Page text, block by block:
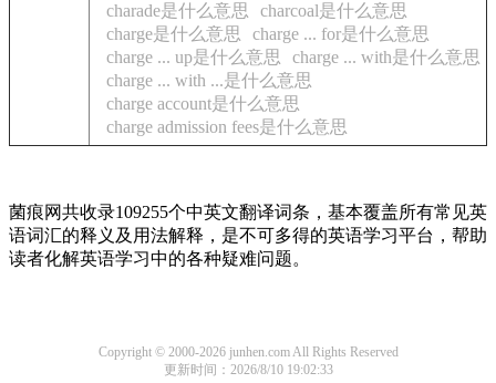
charade是什么意思
charcoal是什么意思
charge是什么意思
charge ... for是什么意思
charge ... up是什么意思
charge ... with是什么意思
charge ... with ...是什么意思
charge account是什么意思
charge admission fees是什么意思
菌痕网共收录109255个中英文翻译词条，基本覆盖所有常见英
语词汇的释义及用法解释，是不可多得的英语学习平台，帮助
读者化解英语学习中的各种疑难问题。
Copyright © 2000-2026 junhen.com All Rights Reserved
更新时间：2026/8/10 19:02:33